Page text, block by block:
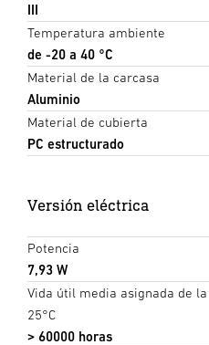
III
Temperatura ambiente
de -20 a 40 °C
Material de la carcasa
Aluminio
Material de cubierta
PC estructurado
Versión eléctrica
Potencia
7,93 W
Vida útil media asignada de
25°C
> 60000 horas